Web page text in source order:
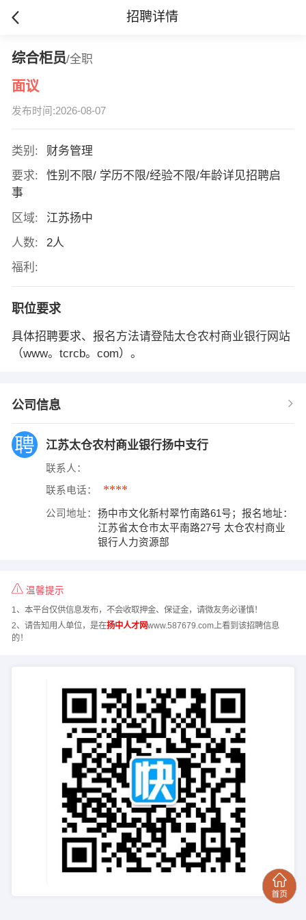
招聘详情
综合柜员/全职
面议
发布时间:2026-08-07
类别:
财务管理
要求:
性别不限/ 学历不限/经验不限/年龄详见招聘启
事
区域:
江苏扬中
人数:
2人
福利:
职位要求
具体招聘要求、报名方法请登陆太仓农村商业银行网站
（www。tcrcb。com）。
公司信息
江苏太仓农村商业银行扬中支行
联系人：
联系电话： ****
公司地址：
扬中市文化新村翠竹南路61号；报名地址：
江苏省太仓市太平南路27号 太仓农村商业
银行人力资源部
温馨提示
1、本平台仅供信息发布，不会收取押金、保证金，请微友务必谨慎！
2、请告知用人单位，是在扬中人才网www.587679.com上看到该招聘信息
的！